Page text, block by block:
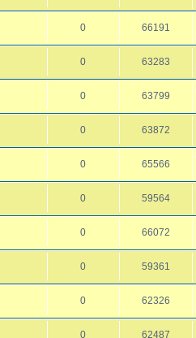
0 66191
0 63283
0 63799
0 63872
0 65566
0 59564
0 66072
0 59361
0 62326
0 62487